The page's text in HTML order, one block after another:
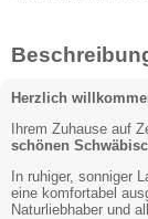
Herzlich
Ihrem Zuhause auf
schönen
In ruhiger, sonniger
eine komfortabel
Naturliebhaber und